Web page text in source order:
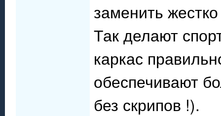
заменить
Так делают
каркас
обеспечивают
без скрипов !).